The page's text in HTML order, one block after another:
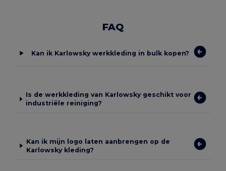
FAQ
Kan ik Karlowsky werkkleding in bulk kopen?
Is de werkkleding van Karlowsky geschikt voor
industriële reiniging?
Kan ik mijn logo laten aanbrengen op de
Karlowsky kleding?